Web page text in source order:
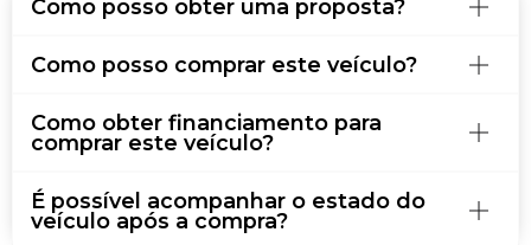
Como posso obter uma proposta?
Como posso comprar este veículo?
Como obter financiamento para
comprar este veículo?
É possível acompanhar o estado do
veículo após a compra?